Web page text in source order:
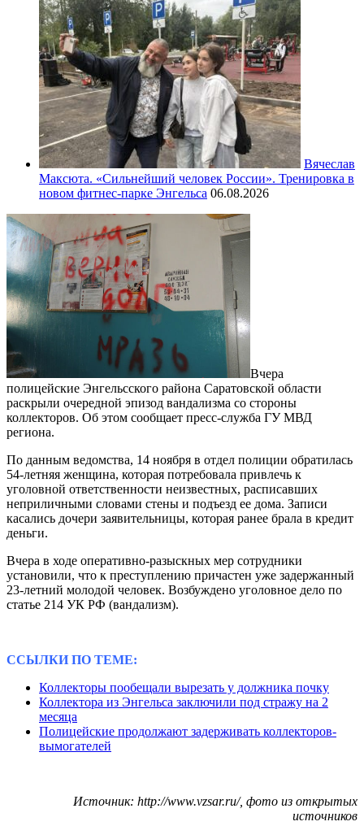
Вячеслав
Максюта. «Сильнейший человек России». Тренировка в
новом фитнес-парке Энгельса 06.08.2026
Вчера
полицейские Энгельсского района Саратовской области
раскрыли очередной эпизод вандализма со стороны
коллекторов. Об этом сообщает пресс-служба ГУ МВД
региона.
По данным ведомства, 14 ноября в отдел полиции обратилась
54-летняя женщина, которая потребовала привлечь к
уголовной ответственности неизвестных, расписавших
неприличными словами стены и подъезд ее дома. Записи
касались дочери заявительницы, которая ранее брала в кредит
деньги.
Вчера в ходе оперативно-разыскных мер сотрудники
установили, что к преступлению причастен уже задержанный
23-летний молодой человек. Возбуждено уголовное дело по
статье 214 УК РФ (вандализм).
ССЫЛКИ ПО ТЕМЕ:
Коллекторы пообещали вырезать у должника почку
Коллектора из Энгельса заключили под стражу на 2
месяца
Полицейские продолжают задерживать коллекторов-
вымогателей
Источник: http://www.vzsar.ru/, фото из открытых
источников